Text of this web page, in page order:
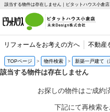
該当する物件は存在しません｜ピタットハウス小倉
リフォームをお考えの方へ 不動産
TOPページ 物件検索 新築一戸建て（
該当する物件は存在しません
お探しの物件はご成約
下記にて再検索を